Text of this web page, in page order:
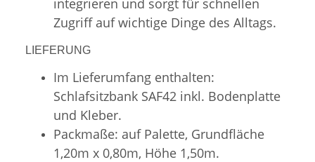
Zugriff auf wichtige Dinge des Alltags.
LIEFERUNG
Im Lieferumfang enthalten:
Schlafsitzbank SAF42 inkl. Bodenplatte
und Kleber.
Packmaße: auf Palette, Grundfläche
1,20m x 0,80m, Höhe 1,50m.